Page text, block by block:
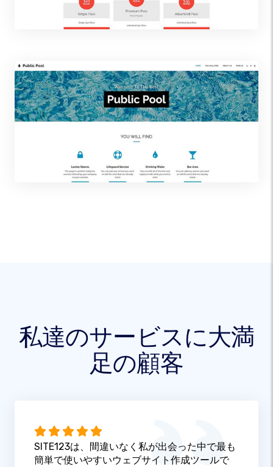
私達のサービスに大満
足の顧客
SITE123は、間違いなく私が出会った中で最も
簡単で使いやすいウェブサイト作成ツールで